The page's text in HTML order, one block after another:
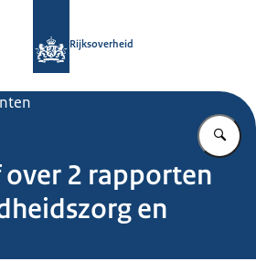
Rijksoverheid
2 rapporten
en